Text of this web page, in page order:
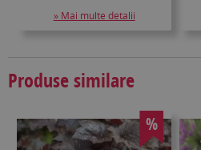
» Mai multe detalii
Produse similare
%